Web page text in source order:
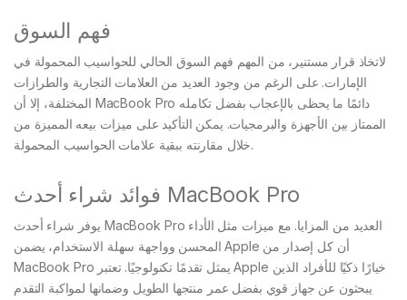
فهم السوق
لاتخاذ قرار مستنير، من المهم فهم السوق الحالي للحواسيب المحمولة في
الإمارات. على الرغم من وجود العديد من العلامات التجارية والطرازات
المختلفة، إلا أن MacBook Pro دائمًا ما يحظى بالإعجاب بفضل تكامله
الممتاز بين الأجهزة والبرمجيات. يمكن التأكيد على ميزات بيعه المميزة من
خلال مقارنته ببقية علامات الحواسيب المحمولة.
فوائد شراء أحدث MacBook Pro
يوفر شراء أحدث MacBook Pro العديد من المزايا. مع ميزات مثل الأداء
المحسن وواجهة سهلة الاستخدام، يضمن Apple أن كل إصدار من
MacBook Pro يمثل تقدمًا تكنولوجيًا. تعتبر Apple خيارًا ذكيًا للأفراد الذين
يبحثون عن جهاز قوي بفضل عمر منتجها الطويل وضمانها لمواكبة التقدم